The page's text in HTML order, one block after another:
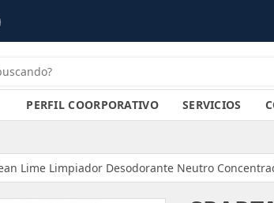
PERFIL COORPORATIVO SERVICIOS
Lime Limpiador Desodorante Neutro